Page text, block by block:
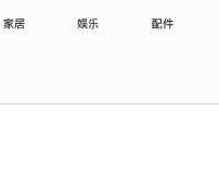
家居 娱乐 配件